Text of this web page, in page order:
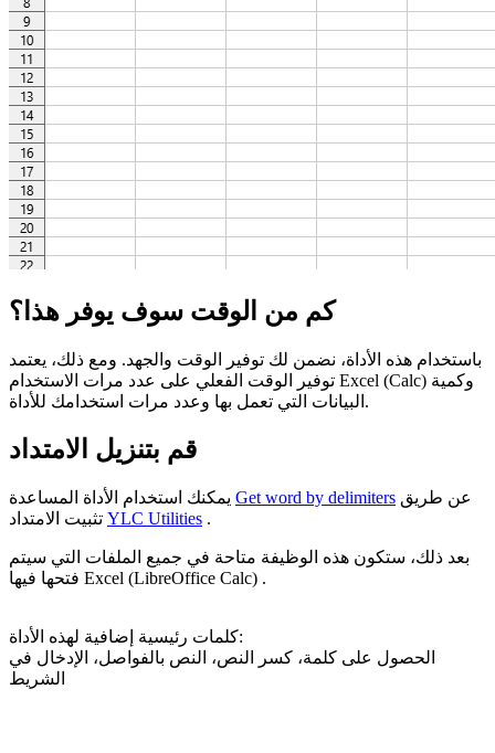
كم من الوقت سوف يوفر هذا؟
باستخدام هذه الأداة، نضمن لك توفير الوقت والجهد. ومع ذلك، يعتمد
توفير الوقت الفعلي على عدد مرات الاستخدام Excel (Calc) وكمية
البيانات التي تعمل بها وعدد مرات استخدامك للأداة.
قم بتنزيل الامتداد
Get word by delimiters
YLC Utilities .
بعد ذلك، ستكون هذه الوظيفة متاحة في جميع الملفات التي سيتم
فتحها فيها Excel (LibreOffice Calc) .
كلمات رئيسية إضافية لهذه الأداة:
الحصول على كلمة، كسر النص، النص بالفواصل، الإدخال في
الشريط